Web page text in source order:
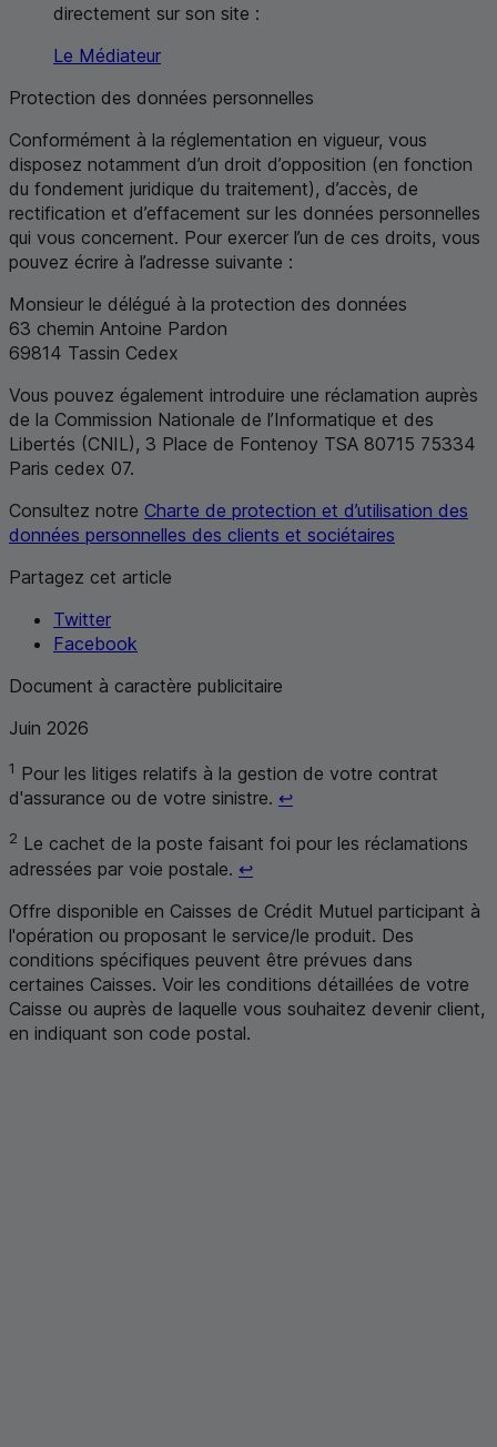
directement sur son site :
Le Médiateur
Protection des données personnelles
Conformément à la réglementation en vigueur, vous
disposez notamment d’un droit d’opposition (en fonction
du fondement juridique du traitement), d’accès, de
rectification et d’effacement sur les données personnelles
qui vous concernent. Pour exercer l’un de ces droits, vous
pouvez écrire à l’adresse suivante :
Monsieur le délégué à la protection des données
63 chemin Antoine Pardon
69814 Tassin Cedex
Vous pouvez également introduire une réclamation auprès
de la Commission Nationale de l’Informatique et des
Libertés (CNIL), 3 Place de Fontenoy TSA 80715 75334
Paris cedex 07.
Consultez notre Charte de protection et d’utilisation des
données personnelles des clients et sociétaires
Partagez cet article
Twitter
Facebook
Document à caractère publicitaire
Juin 2026
1 Pour les litiges relatifs à la gestion de votre contrat
d'assurance ou de votre sinistre. ↩Retour au renvoi 1
2 Le cachet de la poste faisant foi pour les réclamations
adressées par voie postale. ↩Retour au renvoi 2
Offre disponible en Caisses de Crédit Mutuel participant à
l'opération ou proposant le service/le produit. Des
conditions spécifiques peuvent être prévues dans
certaines Caisses. Voir les conditions détaillées de votre
Caisse ou auprès de laquelle vous souhaitez devenir client,
en indiquant son code postal.